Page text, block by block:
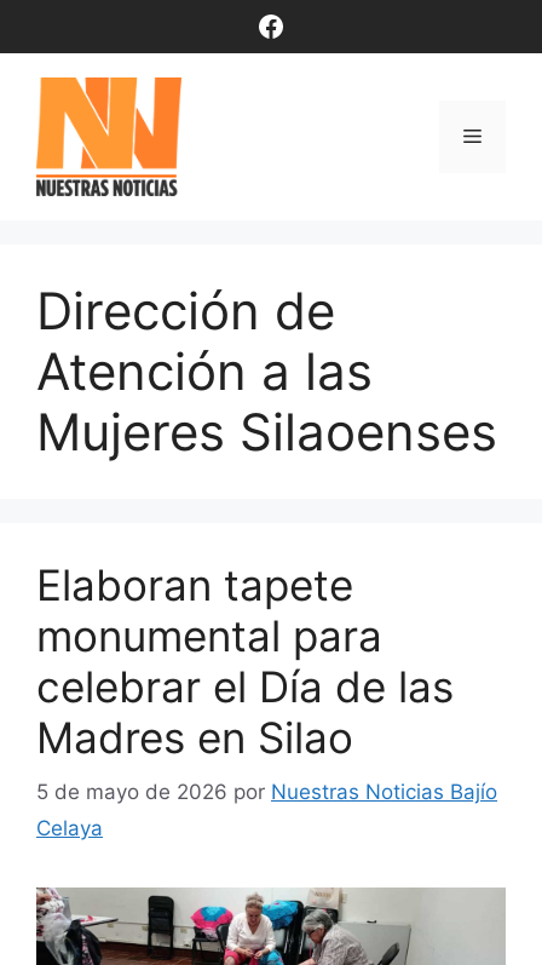
contenido
Facebook
Menú
Dirección de
Atención a las
Mujeres Silaoenses
Elaboran tapete
monumental para
celebrar el Día de las
Madres en Silao
5 de mayo de 2026 por Nuestras Noticias Bajío
Celaya